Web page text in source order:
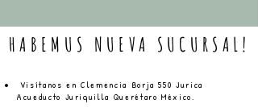
HABEMUS NUEVA SUCURSAL!
Visítanos en Clemencia Borja 550 Jurica
Acueducto Juriquilla Querétaro México.